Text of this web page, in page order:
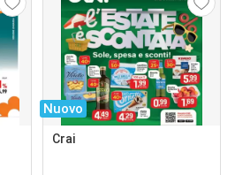
Nuovo
Crai